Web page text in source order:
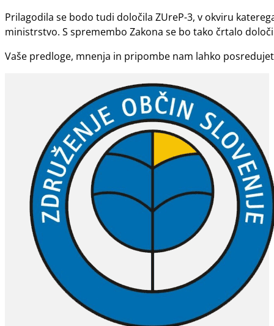
Prilagodila se bodo tudi določila ZUreP-3, v okviru
ministrstvo. S spremembo Zakona se bo tako črtalo
Vaše predloge, mnenja in pripombe nam lahko